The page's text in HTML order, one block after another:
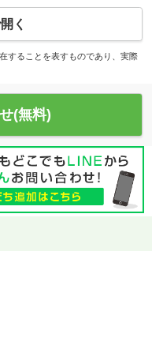
く
することを表すものであり、実際
(無料)